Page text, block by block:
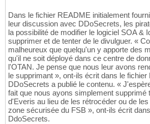
Dans le fichier README initialement
leur discussion avec DDoSecrets, les
la possibilité de modifier le logiciel SOA &
supprimer et de tenter de le divulguer. «
malheureux que quelqu'un y apporte des
qu'il ne soit déployé dans ce centre de
l'OTAN. Je pense que nous leur avons
le supprimant », ont-ils écrit dans le
DDoSecrets a publié le contenu. «
fait que nous ayons simplement supprimé
d'Everis au lieu de les rétrocéder ou de
zone sécurisée du FSB », ont-ils écrit
DdoSecrets.